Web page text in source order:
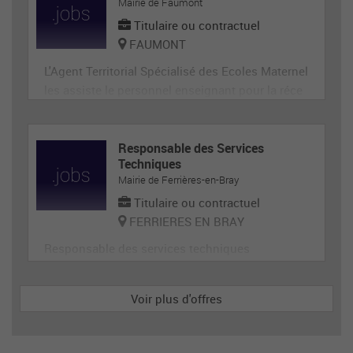
Titulaire ou contractuel
FAUMONT
L'Agent Territorial Spécialisé des Ecoles Maternel
ux et le matériel servant directement aux enfant
s. En tant que membre de la communauté éduca
tive, il p
Responsable des Services
Techniques
Mairie de Ferrières-en-Bray
Titulaire ou contractuel
FERRIERES EN BRAY
Voir plus d'offres